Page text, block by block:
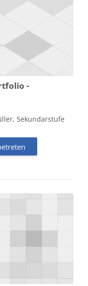
-
Sekundarstufe